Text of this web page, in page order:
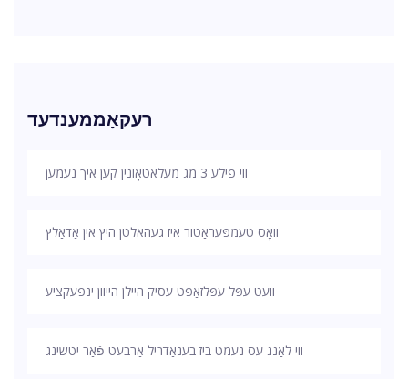
רעקאָממענדעד
ווי פילע 3 מג מעלאַטאָונין קען איך נעמען
וואָס טעמפּעראַטור איז געהאלטן היץ אין אַדאַלץ
וועט עפּל עפּלזאַפט עסיק היילן הייוון ינפעקציע
ווי לאַנג עס נעמט ביז בענאַדריל אַרבעט פֿאַר יטשינג